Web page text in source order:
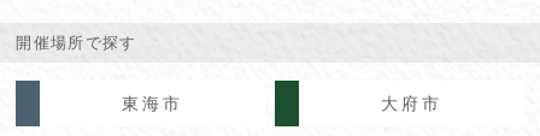
開催場所で探す
東海市 大府市